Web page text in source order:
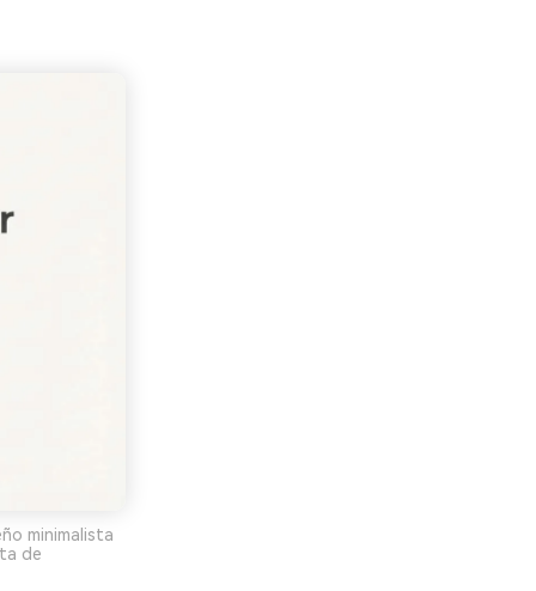
minimalista
de